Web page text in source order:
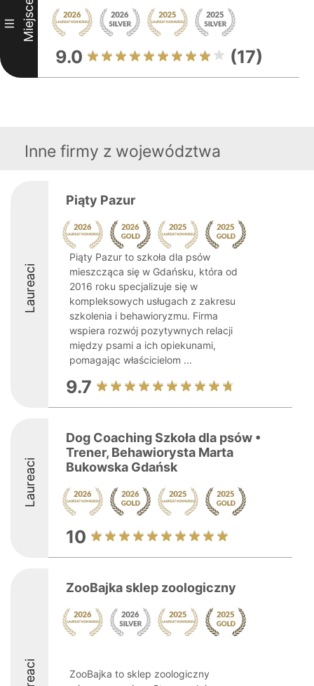
III Miejsce
9.0 (17)
Inne firmy z województwa
Laureaci
Piąty Pazur
Piąty Pazur to szkoła dla psów
mieszcząca się w Gdańsku, która od
2016 roku specjalizuje się w
kompleksowych usługach z zakresu
szkolenia i behawioryzmu. Firma
wspiera rozwój pozytywnych relacji
między psami a ich opiekunami,
pomagając właścicielom ...
9.7
Laureaci
Dog Coaching Szkoła dla psów •
Trener, Behawiorysta Marta
Bukowska Gdańsk
10
ZooBajka sklep zoologiczny
ZooBajka to sklep zoologiczny